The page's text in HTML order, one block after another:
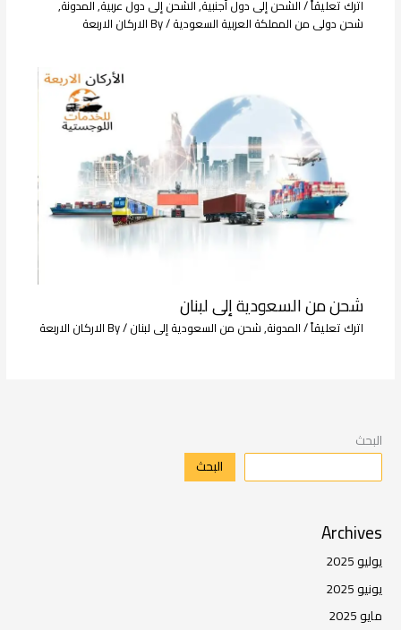
اترك تعليقاً/الشحن إلى دول أجنبية,الشحن إلى دول عربية,المدونة,
شحن دولى من المملكة العربية السعودية/ By الاركان الاربعة
شحن من السعودية إلى لبنان
اترك تعليقاً/المدونة,شحن من السعودية إلى لبنان/ By الاركان الاربعة
البحث
البحث
Archives
يوليو 2025
يونيو 2025
مايو 2025